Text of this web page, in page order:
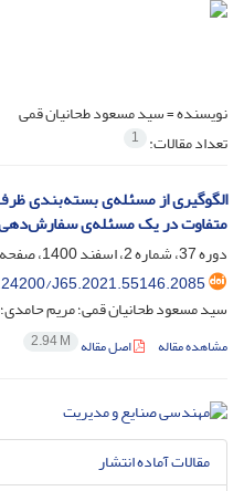
نویسنده =سید مسعود طحانیان قمی
تعداد مقالات: 1
الگوگیری از مسئله‌ی بسته‌بندی
متفاوت در یک مسئله‌ی
دوره 37، شماره 2، اسفند 1400، صفحه
J65.2021.55146.2085
سید مسعود طحانیان قمی؛ مریم
مشاهده مقاله اصل مقاله 2.94 M
مقالات آماده انتشار